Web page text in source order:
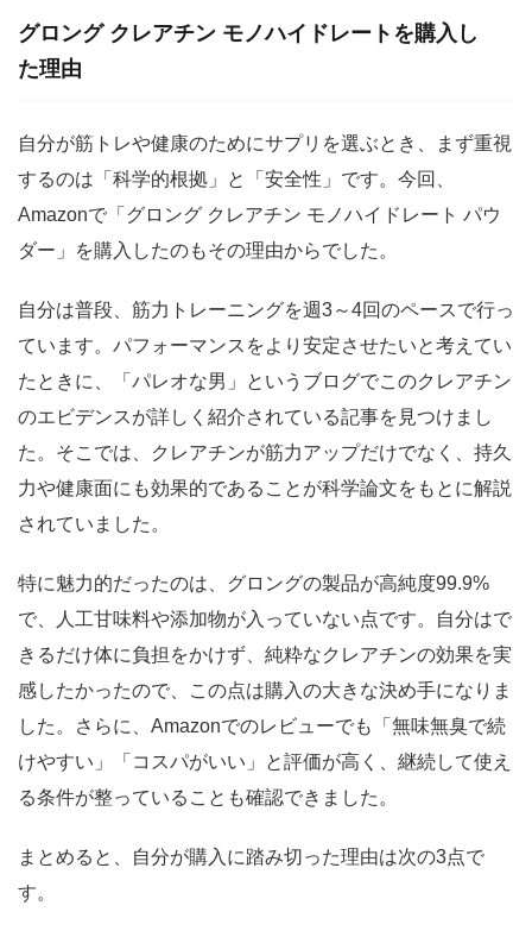
グロング クレアチン モノハイドレートを購入し
た理由
自分が筋トレや健康のためにサプリを選ぶとき、まず重視
するのは「科学的根拠」と「安全性」です。今回、
Amazonで「グロング クレアチン モノハイドレート パウ
ダー」を購入したのもその理由からでした。
自分は普段、筋力トレーニングを週3～4回のペースで行っ
ています。パフォーマンスをより安定させたいと考えてい
たときに、「パレオな男」というブログでこのクレアチン
のエビデンスが詳しく紹介されている記事を見つけまし
た。そこでは、クレアチンが筋力アップだけでなく、持久
力や健康面にも効果的であることが科学論文をもとに解説
されていました。
特に魅力的だったのは、グロングの製品が高純度99.9%
で、人工甘味料や添加物が入っていない点です。自分はで
きるだけ体に負担をかけず、純粋なクレアチンの効果を実
感したかったので、この点は購入の大きな決め手になりま
した。さらに、Amazonでのレビューでも「無味無臭で続
けやすい」「コスパがいい」と評価が高く、継続して使え
る条件が整っていることも確認できました。
まとめると、自分が購入に踏み切った理由は次の3点で
す。